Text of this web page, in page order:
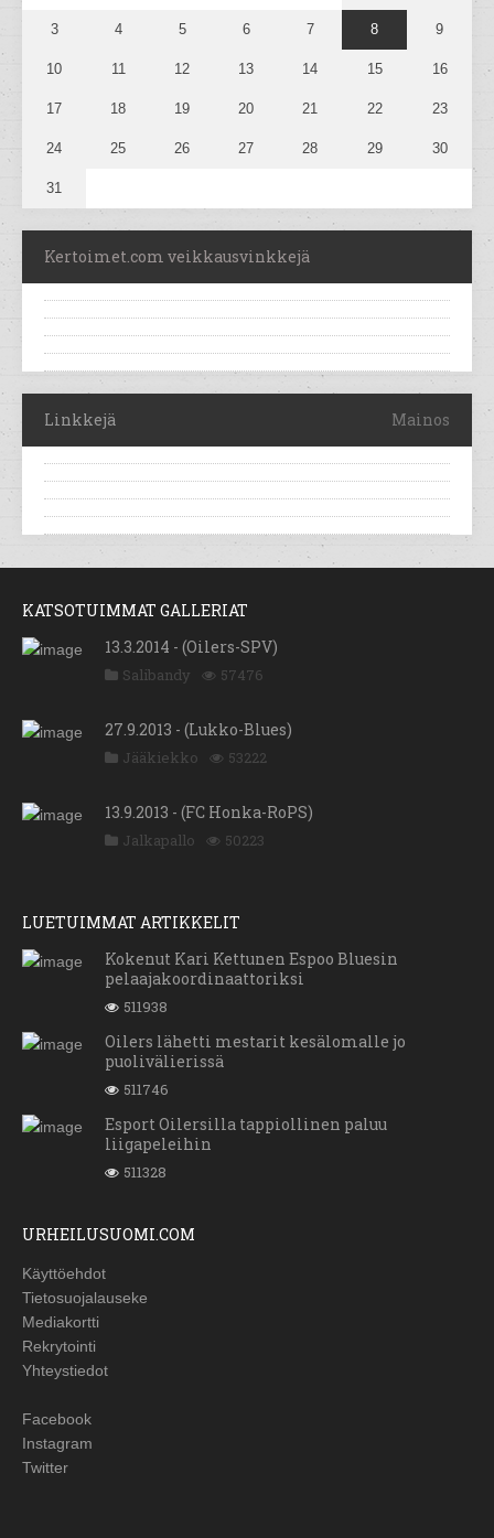
3 4 5 6 7 8 9
10 11 12 13 14 15 16
17 18 19 20 21 22 23
24 25 26 27 28 29 30
31
Kertoimet.com veikkausvinkkejä
Linkkejä Mainos
KATSOTUIMMAT GALLERIAT
13.3.2014 - (Oilers-SPV)
Salibandy 57476
27.9.2013 - (Lukko-Blues)
Jääkiekko 53222
13.9.2013 - (FC Honka-RoPS)
Jalkapallo 50223
LUETUIMMAT ARTIKKELIT
Kokenut Kari Kettunen Espoo Bluesin
pelaajakoordinaattoriksi
511938
Oilers lähetti mestarit kesälomalle jo
puolivälierissä
511746
Esport Oilersilla tappiollinen paluu
liigapeleihin
511328
URHEILUSUOMI.COM
Käyttöehdot
Tietosuojalauseke
Mediakortti
Rekrytointi
Yhteystiedot
Facebook
Instagram
Twitter